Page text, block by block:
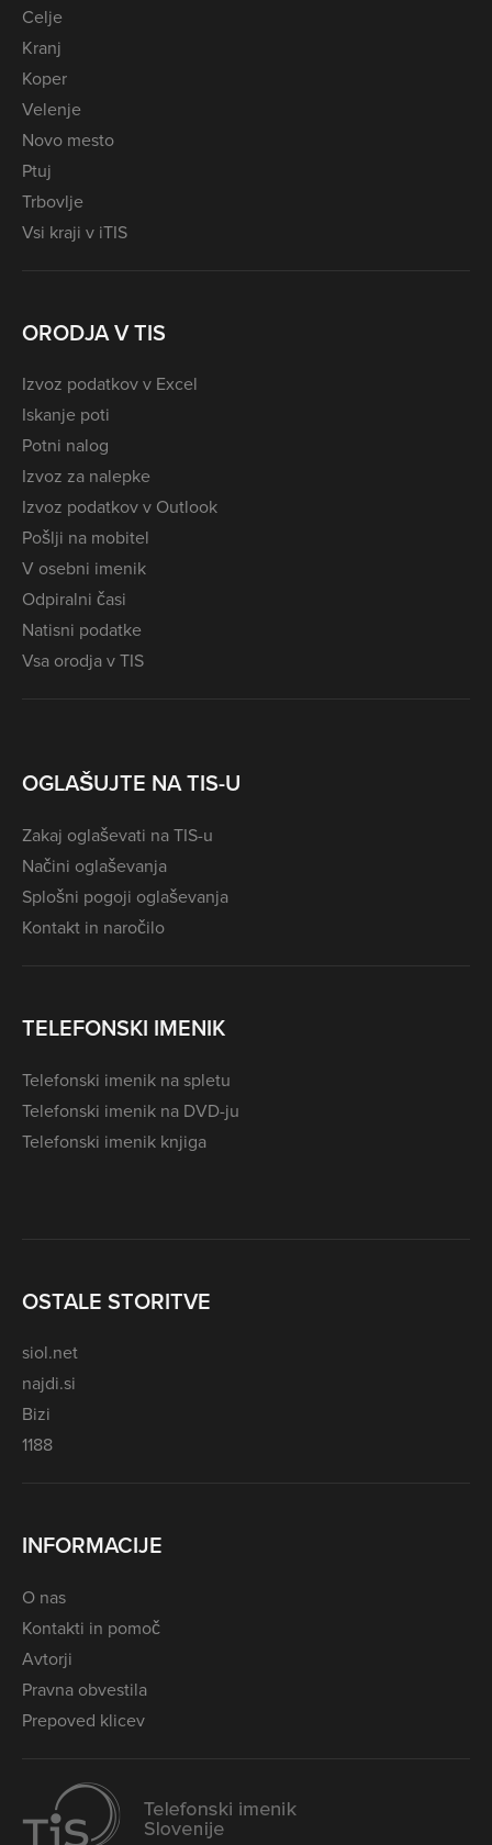
Celje
Kranj
Koper
Velenje
Novo mesto
Ptuj
Trbovlje
Vsi kraji v iTIS
ORODJA V TIS
Izvoz podatkov v Excel
Iskanje poti
Potni nalog
Izvoz za nalepke
Izvoz podatkov v Outlook
Pošlji na mobitel
V osebni imenik
Odpiralni časi
Natisni podatke
Vsa orodja v TIS
OGLAŠUJTE NA TIS-U
Zakaj oglaševati na TIS-u
Načini oglaševanja
Splošni pogoji oglaševanja
Kontakt in naročilo
TELEFONSKI IMENIK
Telefonski imenik na spletu
Telefonski imenik na DVD-ju
Telefonski imenik knjiga
OSTALE STORITVE
siol.net
najdi.si
Bizi
1188
INFORMACIJE
O nas
Kontakti in pomoč
Avtorji
Pravna obvestila
Prepoved klicev